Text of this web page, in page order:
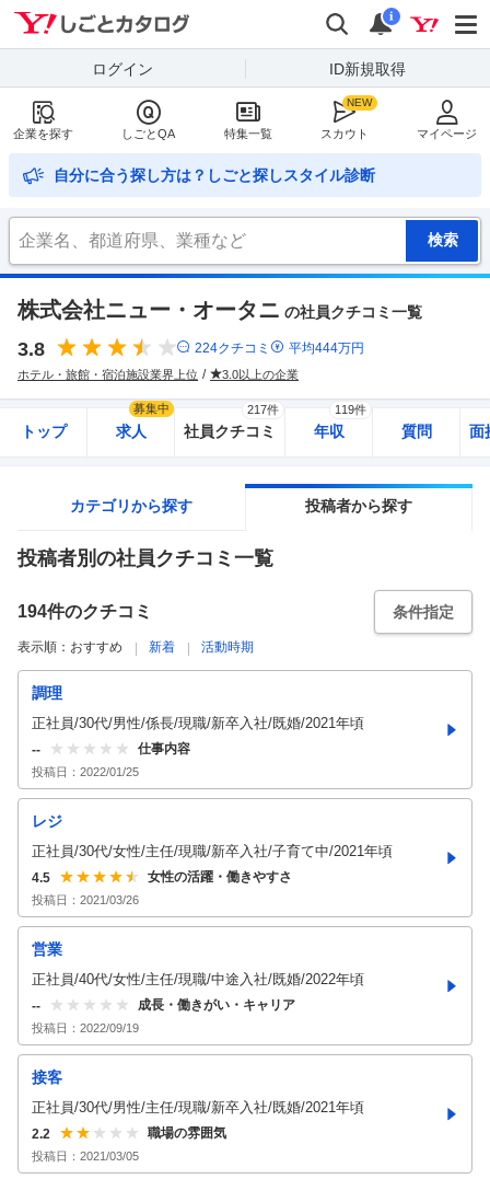
検索
通知
i
ログイン ID新規取得
企業を探す しごとQA 特集一覧 スカウト マイページ
自分に合う探し方は？しごと探しスタイル診断
株式会社ニュー・オータニ の社員クチコミ一覧
3.8 224クチコミ 平均444万円
ホテル・旅館・宿泊施設業界上位 3.0以上の企業
トップ 求人
募集中
社員クチコミ
217件
年収
119件
質問 面
カテゴリから探す 投稿者から探す
投稿者別の社員クチコミ一覧
194件のクチコミ 条件指定
表示順： おすすめ 新着 活動時期
調理
正社員/30代/男性/係長/現職/新卒入社/既婚/2021年頃
-- 仕事内容
投稿日： 2022/01/25
レジ
正社員/30代/女性/主任/現職/新卒入社/子育て中/2021年頃
4.5 女性の活躍・働きやすさ
投稿日： 2021/03/26
営業
正社員/40代/女性/主任/現職/中途入社/既婚/2022年頃
-- 成長・働きがい・キャリア
投稿日： 2022/09/19
接客
正社員/30代/男性/主任/現職/新卒入社/既婚/2021年頃
2.2 職場の雰囲気
投稿日： 2021/03/05